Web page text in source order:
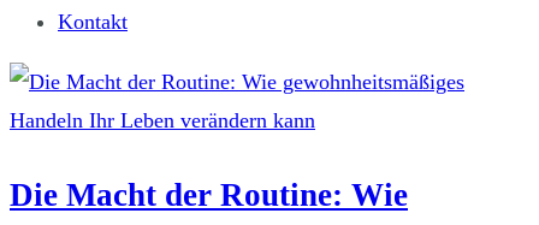
Kontakt
Die Macht der Routine: Wie